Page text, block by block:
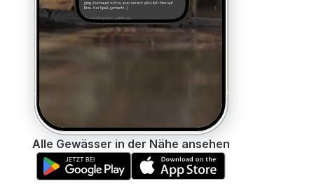
Alle Gewässer in der Nähe ansehen